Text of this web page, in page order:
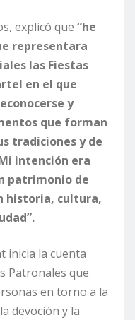
explicó que “he
representara
las Fiestas
en el que
y
que forman
tradiciones y de
intención era
patrimonio de
historia, cultura,
inicia la cuenta
Patronales que
en torno a la
devoción y la